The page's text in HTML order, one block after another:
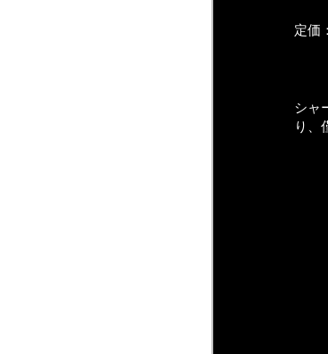
定価
シャ
り、